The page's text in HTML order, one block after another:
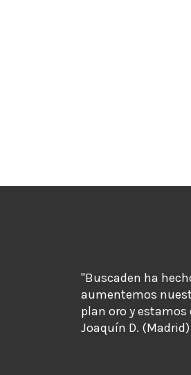
"Buscaden ha
aumentemos
plan oro y
Joaquín D. (Madrid)